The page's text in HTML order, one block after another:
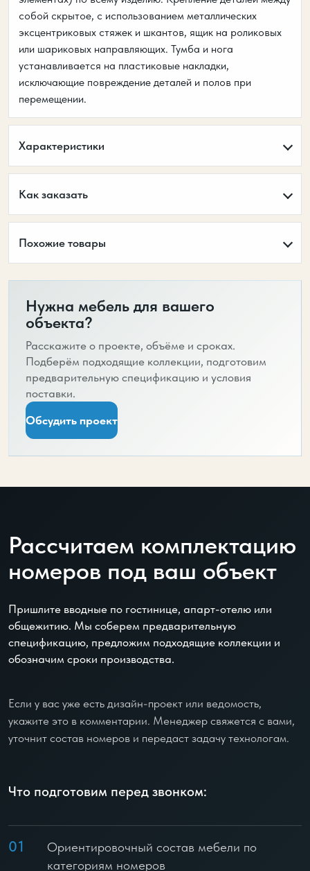
собой скрытое, с использованием металлических
эксцентриковых стяжек и шкантов, ящик на роликовых
или шариковых направляющих. Тумба и нога
устанавливается на пластиковые накладки,
исключающие повреждение деталей и полов при
перемещении.
Характеристики
Как заказать
Похожие товары
Нужна мебель для вашего
объекта?
Расскажите о проекте, объёме и сроках.
Подберём подходящие коллекции, подготовим
предварительную спецификацию и условия
поставки.
Обсудить проект
Рассчитаем комплектацию
номеров под ваш объект
Пришлите вводные по гостинице, апарт-отелю или
общежитию. Мы соберем предварительную
спецификацию, предложим подходящие коллекции и
обозначим сроки производства.
Если у вас уже есть дизайн-проект или ведомость,
укажите это в комментарии. Менеджер свяжется с вами,
уточнит состав номеров и передаст задачу технологам.
Что подготовим перед звонком:
01
Ориентировочный состав мебели по
категориям номеров